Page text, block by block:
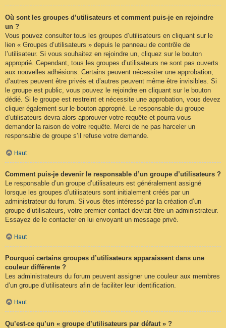
Où sont les groupes d’utilisateurs et comment puis-je en rejoindre
un ?
Vous pouvez consulter tous les groupes d’utilisateurs en cliquant sur le
lien « Groupes d’utilisateurs » depuis le panneau de contrôle de
l’utilisateur. Si vous souhaitez en rejoindre un, cliquez sur le bouton
approprié. Cependant, tous les groupes d’utilisateurs ne sont pas ouverts
aux nouvelles adhésions. Certains peuvent nécessiter une approbation,
d’autres peuvent être privés et d’autres peuvent même être invisibles. Si
le groupe est public, vous pouvez le rejoindre en cliquant sur le bouton
dédié. Si le groupe est restreint et nécessite une approbation, vous devez
cliquer également sur le bouton approprié. Le responsable du groupe
d’utilisateurs devra alors approuver votre requête et pourra vous
demander la raison de votre requête. Merci de ne pas harceler un
responsable de groupe s’il refuse votre demande.
Haut
Comment puis-je devenir le responsable d’un groupe d’utilisateurs ?
Le responsable d’un groupe d’utilisateurs est généralement assigné
lorsque les groupes d’utilisateurs sont initialement créés par un
administrateur du forum. Si vous êtes intéressé par la création d’un
groupe d’utilisateurs, votre premier contact devrait être un administrateur.
Essayez de le contacter en lui envoyant un message privé.
Haut
Pourquoi certains groupes d’utilisateurs apparaissent dans une
couleur différente ?
Les administrateurs du forum peuvent assigner une couleur aux membres
d’un groupe d’utilisateurs afin de faciliter leur identification.
Haut
Qu’est-ce qu’un « groupe d’utilisateurs par défaut » ?